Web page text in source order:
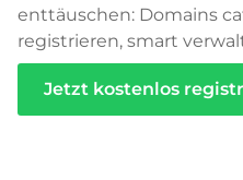
enttäuschen: Domains
registrieren, smart
Jetzt kostenlos